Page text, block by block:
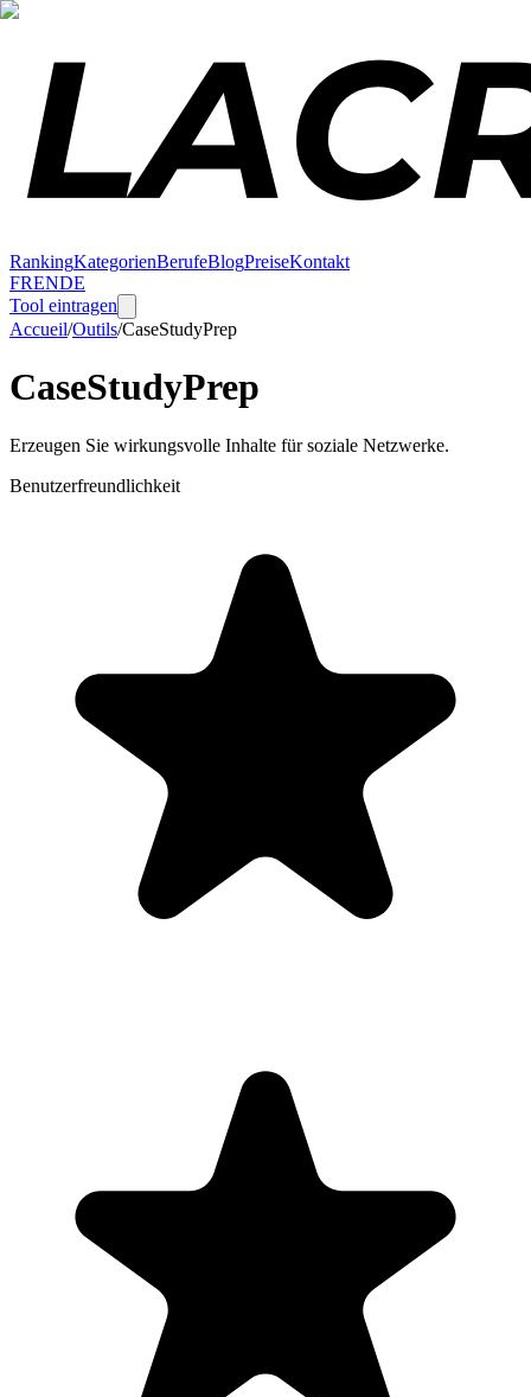
RankingKategorienBerufeBlogPreiseKontakt
FRENDE
Tool eintragen
Accueil/Outils/CaseStudyPrep
CaseStudyPrep
Erzeugen Sie wirkungsvolle Inhalte für soziale Netzwerke.
Benutzerfreundlichkeit